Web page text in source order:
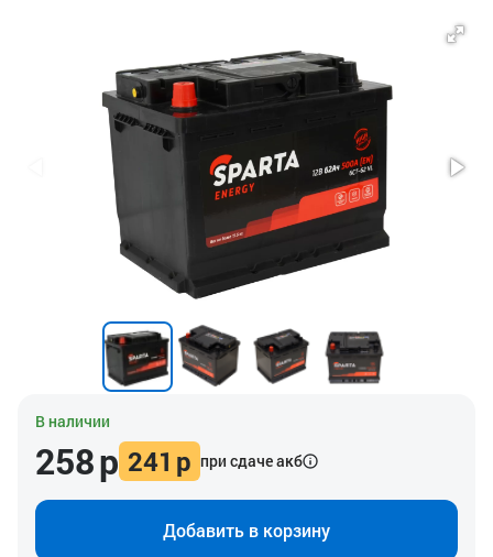
В наличии
258р 241 р при сдаче акб
Добавить в корзину